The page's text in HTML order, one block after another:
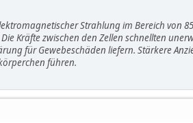
Strahlung im Bereich von
Kräfte zwischen den Zellen schnellten
für Gewebeschäden liefern. Stärkere
führen.